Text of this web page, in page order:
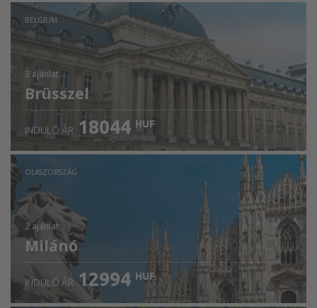
Ellenőrizze a részleteket
BELGIUM
3 ajánlat
Brüsszel
INDULÓ ÁR 18044 HUF
OLASZORSZÁG
2 ajánlat
Milánó
INDULÓ ÁR 12994 HUF